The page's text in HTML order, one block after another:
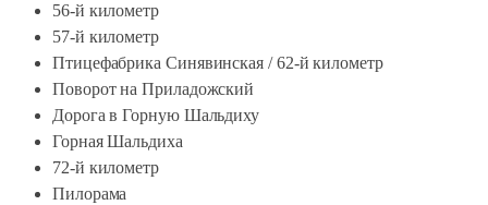
56-й километр
57-й километр
Птицефабрика Синявинская / 62-й километр
Поворот на Приладожский
Дорога в Горную Шальдиху
Горная Шальдиха
72-й километр
Пилорама